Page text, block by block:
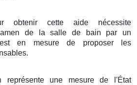
obtenir cette aide nécessite
de la salle de bain par un
en mesure de proposer les
représente une mesure de l'État